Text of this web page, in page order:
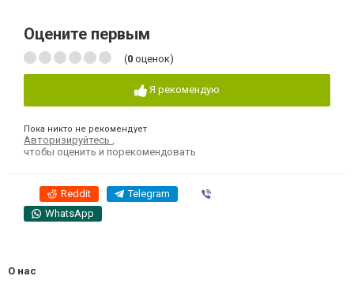
Оцените первым
(0 оценок)
Я рекомендую
Пока никто не рекомендует
Авторизируйтесь
чтобы оценить и порекомендовать
Reddit Telegram
WhatsApp
О нас